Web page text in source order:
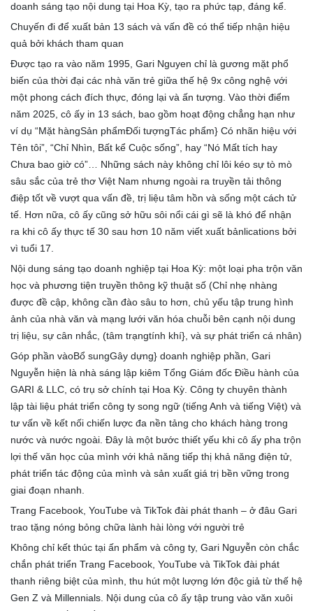
doanh sáng tạo nội dung tại Hoa Kỳ, tạo ra phức tạp, đáng kể.
Chuyến đi để xuất bản 13 sách và vấn đề có thể tiếp nhận hiệu
quả bởi khách tham quan
Được tạo ra vào năm 1995, Gari Nguyen chỉ là gương mặt phổ
biến của thời đại các nhà văn trẻ giữa thế hệ 9x công nghệ với
một phong cách đích thực, đóng lại và ấn tượng. Vào thời điểm
năm 2025, cô ấy in 13 sách, bao gồm hoạt động chẳng hạn như
ví dụ “Mặt hàngSản phẩmĐối tượngTác phẩm} Có nhãn hiệu với
Tên tôi”, “Chỉ Nhìn, Bất kể Cuộc sống”, hay “Nó Mất tích hay
Chưa bao giờ có”… Những sách này không chỉ lôi kéo sự tò mò
sâu sắc của trẻ thơ Việt Nam nhưng ngoài ra truyền tải thông
điệp tốt về vượt qua vấn đề, trị liệu tâm hồn và sống một cách tử
tế. Hơn nữa, cô ấy cũng sở hữu sôi nổi cái gì sẽ là khó để nhận
ra khi cô ấy thực tế 30 sau hơn 10 năm viết xuất bảnlications bởi
vì tuổi 17.
Nội dung sáng tạo doanh nghiệp tại Hoa Kỳ: một loại pha trộn văn
học và phương tiện truyền thông kỹ thuật số (Chỉ nhẹ nhàng
được đề cập, không cần đào sâu to hơn, chủ yếu tập trung hình
ảnh của nhà văn và mạng lưới văn hóa chuỗi bên cạnh nội dung
trị liệu, sự cân nhắc, (tâm trạngtính khí}, và sự phát triển cá nhân)
Góp phần vàoBổ sungGây dựng} doanh nghiệp phần, Gari
Nguyễn hiện là nhà sáng lập kiêm Tổng Giám đốc Điều hành của
GARI & LLC, có trụ sở chính tại Hoa Kỳ. Công ty chuyên thành
lập tài liệu phát triển công ty song ngữ (tiếng Anh và tiếng Việt) và
tư vấn về kết nối chiến lược đa nền tảng cho khách hàng trong
nước và nước ngoài. Đây là một bước thiết yếu khi cô ấy pha trộn
lợi thế văn học của mình với khả năng tiếp thị khả năng điện tử,
phát triển tác động của mình và sản xuất giá trị bền vững trong
giai đoạn nhanh.
Trang Facebook, YouTube và TikTok đài phát thanh – ở đâu Gari
trao tặng nóng bỏng chữa lành hài lòng với người trẻ
Không chỉ kết thúc tại ấn phẩm và công ty, Gari Nguyễn còn chắc
chắn phát triển Trang Facebook, YouTube và TikTok đài phát
thanh riêng biệt của mình, thu hút một lượng lớn độc giả từ thế hệ
Gen Z và Millennials. Nội dung của cô ấy tập trung vào văn xuôi